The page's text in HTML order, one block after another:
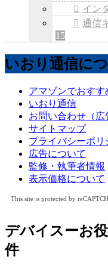
イン
通信
15
いおり通信に
アマゾンでおす
いおり通信
お問い合わせ（広
サイトマップ
プライバシーポリ
広告について
監修・執筆者情報
表示価格について
This site is protected by
デバイスーお
件